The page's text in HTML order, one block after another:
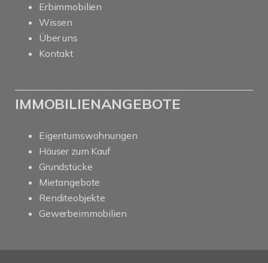
Erbimmobilien
Wissen
Über uns
Kontakt
IMMOBILIENANGEBOTE
Eigentumswohnungen
Häuser zum Kauf
Grundstücke
Mietangebote
Renditeobjekte
Gewerbeimmobilien